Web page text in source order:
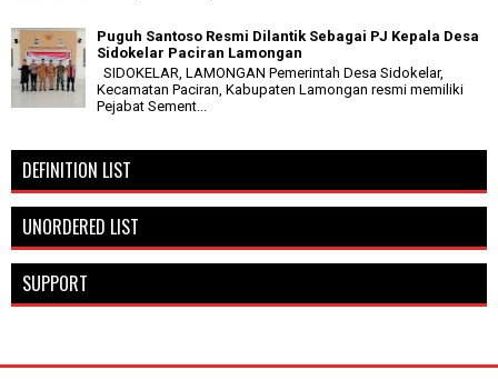
Puguh Santoso Resmi Dilantik Sebagai PJ Kepala Desa
Sidokelar Paciran Lamongan
SIDOKELAR, LAMONGAN Pemerintah Desa Sidokelar,
Kecamatan Paciran, Kabupaten Lamongan resmi memiliki
Pejabat Sement...
DEFINITION LIST
UNORDERED LIST
SUPPORT